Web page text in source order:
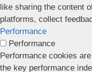
like sharing the content
platforms, collect
Performance
Performance
Performance cookies
the key performance